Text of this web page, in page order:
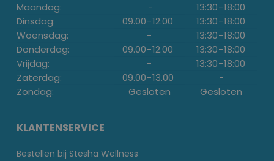
Maandag: - 13:30-18:00
Dinsdag:
09.00-12.00 13:30-18:00
Woensdag:
- 13:30-18:00
Donderdag:
09.00-12.00 13:30-18:00
Vrijdag:
- 13:30-18:00
Zaterdag:
09.00-13.00
-
Zondag:
Gesloten Gesloten
KLANTENSERVICE
Bestellen bij Stesha Wellness